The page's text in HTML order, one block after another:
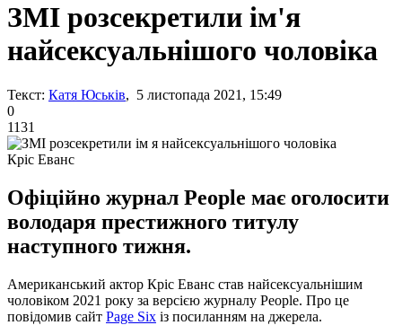
ЗМІ розсекретили ім'я
найсексуальнішого чоловіка
Текст: Катя Юськів, 5 листопада 2021, 15:49
0
1131
Кріс Еванс
Офіційно журнал People має оголосити
володаря престижного титулу
наступного тижня.
Американський актор Кріс Еванс став найсексуальнішим
чоловіком 2021 року за версією журналу People. Про це
повідомив сайт Page Six із посиланням на джерела.